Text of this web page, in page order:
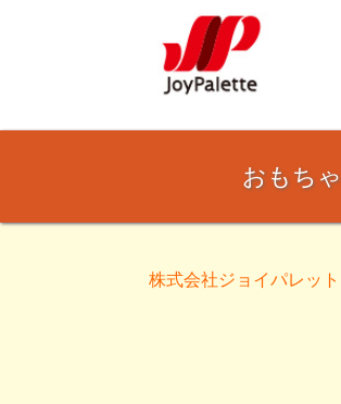
おもちゃ
株式会社ジョイパレット